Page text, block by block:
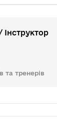
Інструктор
та тренерів